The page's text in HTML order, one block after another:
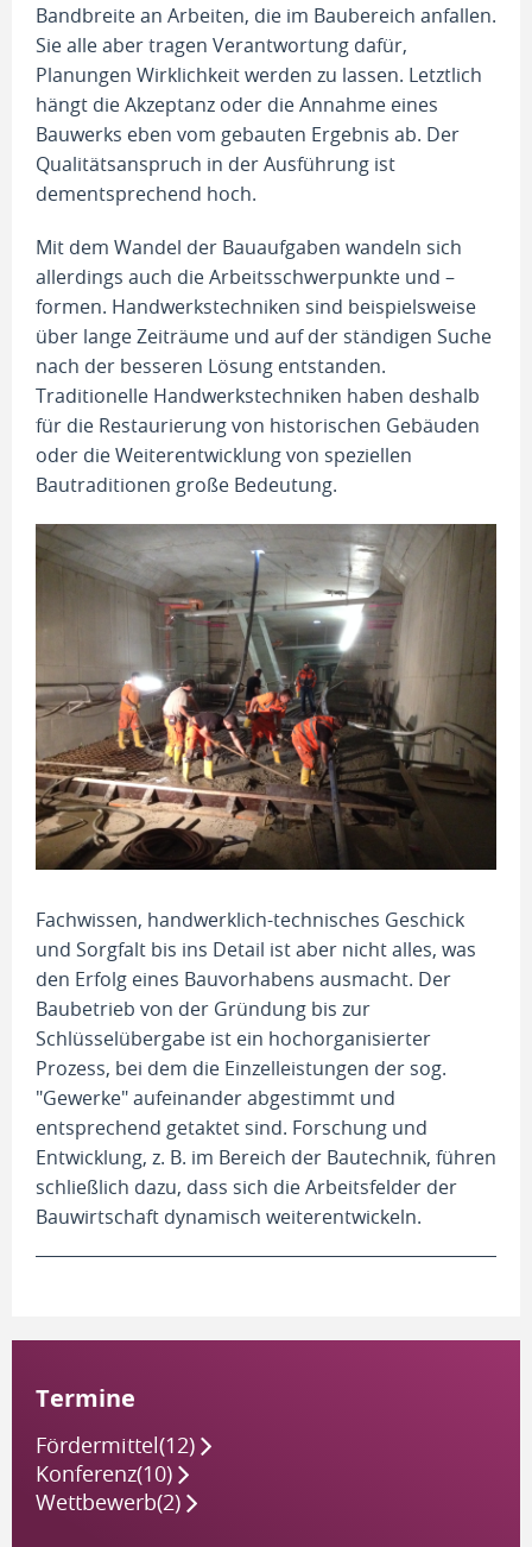
Bandbreite an Arbeiten, die im Baubereich anfallen.
Sie alle aber tragen Verantwortung dafür,
Planungen Wirklichkeit werden zu lassen. Letztlich
hängt die Akzeptanz oder die Annahme eines
Bauwerks eben vom gebauten Ergebnis ab. Der
Qualitätsanspruch in der Ausführung ist
dementsprechend hoch.
Mit dem Wandel der Bauaufgaben wandeln sich
allerdings auch die Arbeitsschwerpunkte und –
formen. Handwerkstechniken sind beispielsweise
über lange Zeiträume und auf der ständigen Suche
nach der besseren Lösung entstanden.
Traditionelle Handwerkstechniken haben deshalb
für die Restaurierung von historischen Gebäuden
oder die Weiterentwicklung von speziellen
Bautraditionen große Bedeutung.
Fachwissen, handwerklich-technisches Geschick
und Sorgfalt bis ins Detail ist aber nicht alles, was
den Erfolg eines Bauvorhabens ausmacht. Der
Baubetrieb von der Gründung bis zur
Schlüsselübergabe ist ein hochorganisierter
Prozess, bei dem die Einzelleistungen der sog.
"Gewerke" aufeinander abgestimmt und
entsprechend getaktet sind. Forschung und
Entwicklung, z. B. im Bereich der Bautechnik, führen
schließlich dazu, dass sich die Arbeitsfelder der
Bauwirtschaft dynamisch weiterentwickeln.
Termine
Fördermittel(12)
Konferenz(10)
Wettbewerb(2)